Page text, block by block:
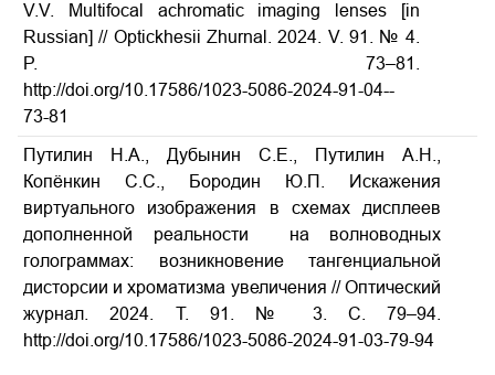
V.V. Multifocal achromatic imaging lenses [in
Russian] // Optickhesii Zhurnal. 2024. V. 91. № 4.
P. 73–81.
http://doi.org/10.17586/1023­-5086­-2024­-91-04-­
73­-81
Путилин Н.А., Дубынин С.Е., Путилин А.Н.,
Копёнкин С.С., Бородин Ю.П. Искажения
виртуального изображения в схемах дисплеев
дополненной реальности на волноводных
голограммах: возникновение тангенциальной
дисторсии и хроматизма увеличения // Оптический
журнал.2024. Т. 91. № 3. С . 79–94.
http://doi.org/10.17586/1023-5086-2024-91-03-79-94